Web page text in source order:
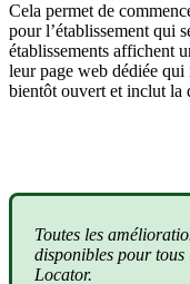
Cela permet de
pour l’établissement qui
établissements affichent
leur page web dédiée qui
bientôt ouvert et inclut la
Toutes les
disponibles pour tous
Locator.